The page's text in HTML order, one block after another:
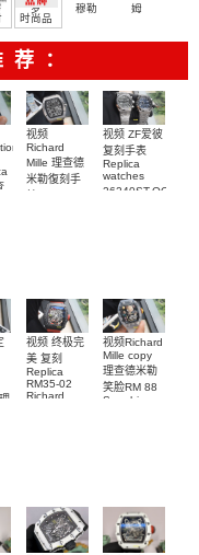
罗 穆勒
姆
时尚品
牌/原单
荐：
视频
Richard
Mille 理查德
米勒復刻手
视频 ZF爱彼
复刻手表
Replica
watches
视频 终极完
美 复刻
Replica
RM35-02
Richard
视频Richard
Mille copy
理查德米勒
笑脸RM 88
Sapphire